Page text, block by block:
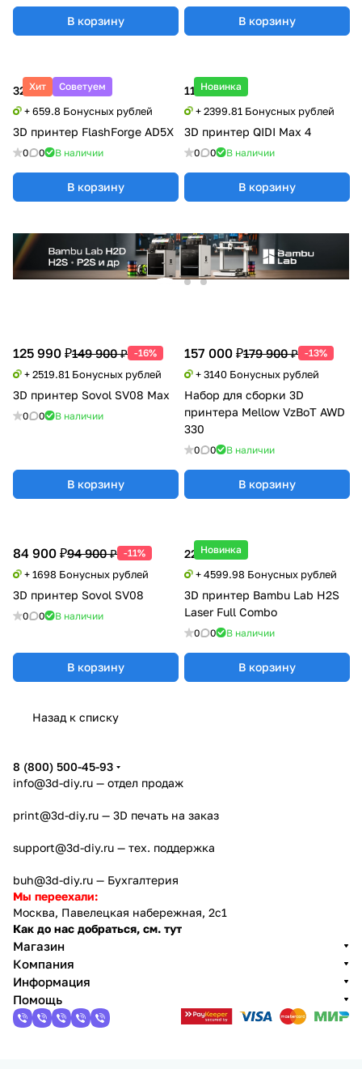
В корзину
Хит Советуем
32 990 ₽
+ 659.8 Бонусных рублей
3D принтер FlashForge AD5X
0 0 В наличии
В корзину
Новинка
119 990 ₽
+ 2399.81 Бонусных рублей
3D принтер QIDI Max 4
0 0 В наличии
В корзину
125 990 ₽149 900 ₽ -16%
+ 2519.81 Бонусных рублей
3D принтер Sovol SV08 Max
0 0 В наличии
В корзину
157 000 ₽179 900 ₽ -13%
+ 3140 Бонусных рублей
Набор для cборки 3D
принтера Mellow VzBoT AWD
330
0 0 В наличии
В корзину
В корзину
84 900 ₽94 900 ₽ -11%
+ 1698 Бонусных рублей
3D принтер Sovol SV08
0 0 В наличии
В корзину
Новинка
229 999 ₽
+ 4599.98 Бонусных рублей
3D принтер Bambu Lab H2S
Laser Full Combo
0 0 В наличии
В корзину
Назад к списку
8 (800) 500-45-93
info@3d-diy.ru — отдел продаж
print@3d-diy.ru — 3D печать на заказ
support@3d-diy.ru — тех. поддержка
buh@3d-diy.ru — Бухгалтерия
Мы переехали:
Москва, Павелецкая набережная, 2с1
Как до нас добраться, см. тут
Магазин
Компания
Информация
Помощь